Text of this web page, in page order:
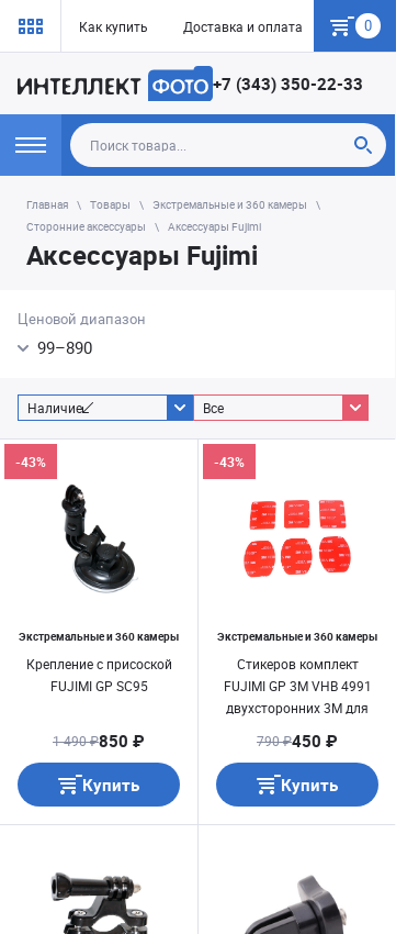
Как купить Доставка и оплата Гарантия
0
+7 (343) 350-22-33
Главная Товары
Экстремальные и 360 камеры
Сторонние аксессуары
Аксессуары Fujimi
Аксессуары Fujimi
Ценовой диапазон
99–890
Наличие Все
Экстремальные и 360 камеры
Крепление с присоской
FUJIMI GP SC95
-43%
1 490 ₽850 ₽
Купить
Экстремальные и 360 камеры
Стикеров комплект
FUJIMI GP 3M VHB 4991
двухсторонних 3M для
-43%
790 ₽450 ₽
Купить